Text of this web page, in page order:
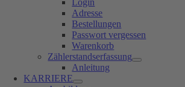
Login
Adresse
Bestellungen
Passwort vergessen
Warenkorb
Zählerstandserfassung
Anleitung
KARRIERE